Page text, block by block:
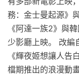
務：金士曼起源》
《阿達一族2》與
少影廳上映。 改編
《輝夜姬想讓人告
檔期推出的浪漫動